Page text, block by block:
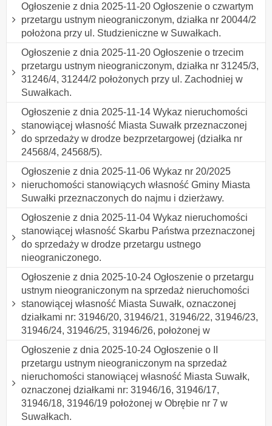
Ogłoszenie z dnia 2025-11-20 Ogłoszenie o czwartym
przetargu ustnym nieograniczonym, działka nr 20044/2
położona przy ul. Studzieniczne w Suwałkach.
Ogłoszenie z dnia 2025-11-20 Ogłoszenie o trzecim
przetargu ustnym nieograniczonym, działka nr 31245/3,
31246/4, 31244/2 położonych przy ul. Zachodniej w
Suwałkach.
Ogłoszenie z dnia 2025-11-14 Wykaz nieruchomości
stanowiącej własność Miasta Suwałk przeznaczonej
do sprzedaży w drodze bezprzetargowej (działka nr
24568/4, 24568/5).
Ogłoszenie z dnia 2025-11-06 Wykaz nr 20/2025
nieruchomości stanowiących własność Gminy Miasta
Suwałki przeznaczonych do najmu i dzierżawy.
Ogłoszenie z dnia 2025-11-04 Wykaz nieruchomości
stanowiącej własność Skarbu Państwa przeznaczonej
do sprzedaży w drodze przetargu ustnego
nieograniczonego.
Ogłoszenie z dnia 2025-10-24 Ogłoszenie o przetargu
ustnym nieograniczonym na sprzedaż nieruchomości
stanowiącej własność Miasta Suwałk, oznaczonej
działkami nr: 31946/20, 31946/21, 31946/22, 31946/23,
31946/24, 31946/25, 31946/26, położonej w
Ogłoszenie z dnia 2025-10-24 Ogłoszenie o II
przetargu ustnym nieograniczonym na sprzedaż
nieruchomości stanowiącej własność Miasta Suwałk,
oznaczonej działkami nr: 31946/16, 31946/17,
31946/18, 31946/19 położonej w Obrębie nr 7 w
Suwałkach.